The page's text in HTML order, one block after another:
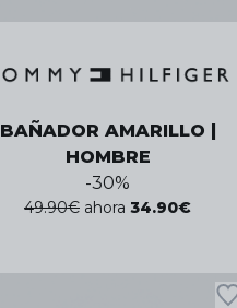
BAÑADOR AMARILLO |
HOMBRE
-30%
49.90€ ahora 34.90€